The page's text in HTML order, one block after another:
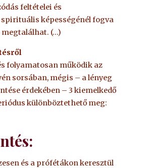
feltételei és
képességénél fogva
(…)
folyamatosan működik az
sorsában, mégis – a lényeg
érdekében – 3 kiemelkedő
különböztethető meg:
és a prófétákon keresztül